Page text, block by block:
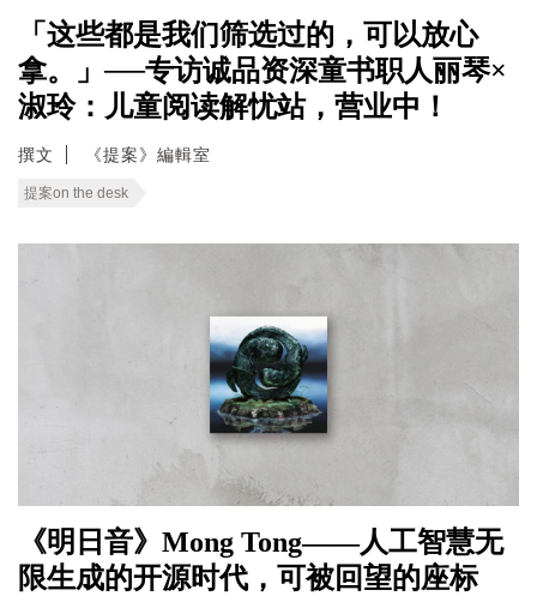
「这些都是我们筛选过的，可以放心
拿。」──专访诚品资深童书职人丽琴×
淑玲：儿童阅读解忧站，营业中！
撰文 《提案》編輯室
提案on the desk
《明日音》Mong Tong——人工智慧无
限生成的开源时代，可被回望的座标